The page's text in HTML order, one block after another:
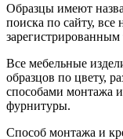
Образцы имеют
поиска по сайту, все
Все мебельные
образцов по цвету,
способами монтажа
фурнитуры.
Способ монтажа и